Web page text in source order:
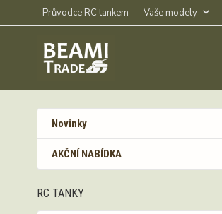
Průvodce RC tankem Vaše modely
Novinky
AKČNÍ NABÍDKA
RC TANKY